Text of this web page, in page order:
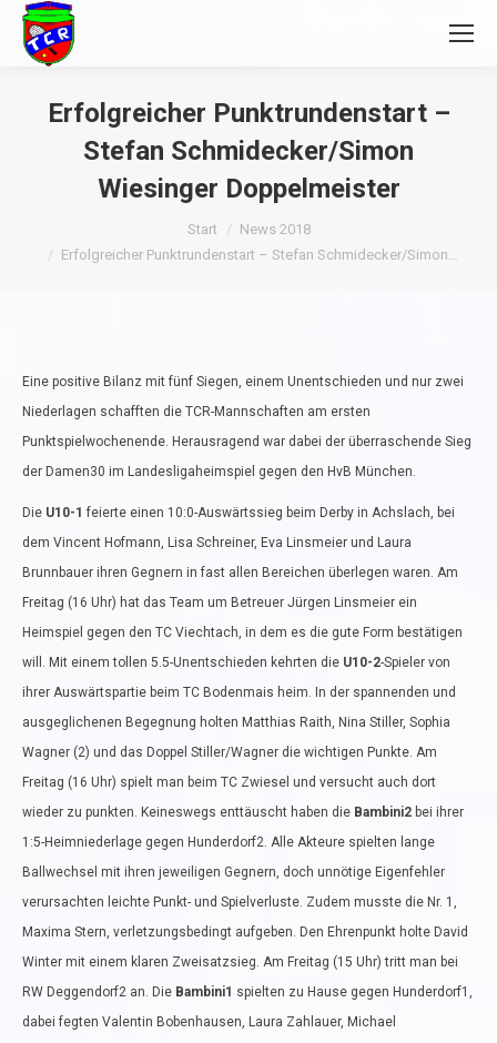
Erfolgreicher Punktrundenstart –
Stefan Schmidecker/Simon
Wiesinger Doppelmeister
Start
News 2018
Erfolgreicher Punktrundenstart – Stefan Schmidecker/Simon…
Eine positive Bilanz mit fünf Siegen, einem Unentschieden und nur zwei
Niederlagen schafften die TCR-Mannschaften am ersten
Punktspielwochenende. Herausragend war dabei der überraschende Sieg
der Damen30 im Landesligaheimspiel gegen den HvB München.
Die U10-1 feierte einen 10:0-Auswärtssieg beim Derby in Achslach, bei
dem Vincent Hofmann, Lisa Schreiner, Eva Linsmeier und Laura
Brunnbauer ihren Gegnern in fast allen Bereichen überlegen waren. Am
Freitag (16 Uhr) hat das Team um Betreuer Jürgen Linsmeier ein
Heimspiel gegen den TC Viechtach, in dem es die gute Form bestätigen
will. Mit einem tollen 5.5-Unentschieden kehrten die U10-2-Spieler von
ihrer Auswärtspartie beim TC Bodenmais heim. In der spannenden und
ausgeglichenen Begegnung holten Matthias Raith, Nina Stiller, Sophia
Wagner (2) und das Doppel Stiller/Wagner die wichtigen Punkte. Am
Freitag (16 Uhr) spielt man beim TC Zwiesel und versucht auch dort
wieder zu punkten. Keineswegs enttäuscht haben die Bambini2 bei ihrer
1:5-Heimniederlage gegen Hunderdorf2. Alle Akteure spielten lange
Ballwechsel mit ihren jeweiligen Gegnern, doch unnötige Eigenfehler
verursachten leichte Punkt- und Spielverluste. Zudem musste die Nr. 1,
Maxima Stern, verletzungsbedingt aufgeben. Den Ehrenpunkt holte David
Winter mit einem klaren Zweisatzsieg. Am Freitag (15 Uhr) tritt man bei
RW Deggendorf2 an. Die Bambini1 spielten zu Hause gegen Hunderdorf1,
dabei fegten Valentin Bobenhausen, Laura Zahlauer, Michael